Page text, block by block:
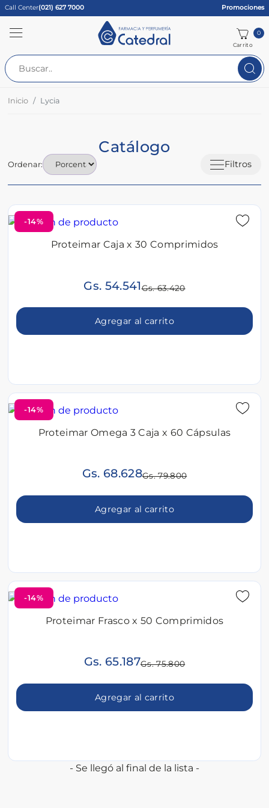
Call Center(021) 627 7000 Promociones
Carrito
0
Inicio Lycia
Catálogo
Filtros
Ordenar:
-14%
Proteimar Caja x 30 Comprimidos
Gs. 54.541Gs. 63.420
Agregar al carrito
-14%
Proteimar Omega 3 Caja x 60 Cápsulas
Gs. 68.628Gs. 79.800
Agregar al carrito
-14%
Proteimar Frasco x 50 Comprimidos
Gs. 65.187Gs. 75.800
Agregar al carrito
- Se llegó al final de la lista -